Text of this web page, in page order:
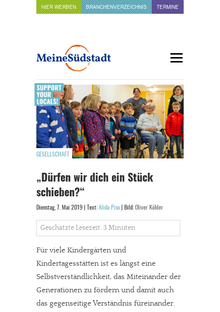
HIER WERBEN BRANCHENVERZEICHNIS TERMINE
GESELLSCHAFT
„Dürfen wir dich ein Stück
schieben?“
Dienstag, 7. Mai 2019 | Text: Alida Pisu | Bild: Oliver Köhler
Geschätzte Lesezeit: 3 Minuten
Für viele Kindergärten und
Kindertagesstätten ist es längst eine
Selbstverständlichkeit, das Miteinander der
Generationen zu fördern und damit auch
das gegenseitige Verständnis füreinander.